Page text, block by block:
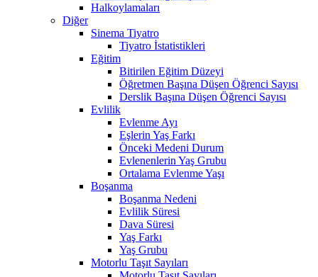
Halkoylamaları
Diğer
Sinema Tiyatro
Tiyatro İstatistikleri
Eğitim
Bitirilen Eğitim Düzeyi
Öğretmen Başına Düşen Öğrenci Sayısı
Derslik Başına Düşen Öğrenci Sayısı
Evlilik
Evlenme Ayı
Eşlerin Yaş Farkı
Önceki Medeni Durum
Evlenenlerin Yaş Grubu
Ortalama Evlenme Yaşı
Boşanma
Boşanma Nedeni
Evlilik Süresi
Dava Süresi
Yaş Farkı
Yaş Grubu
Motorlu Taşıt Sayıları